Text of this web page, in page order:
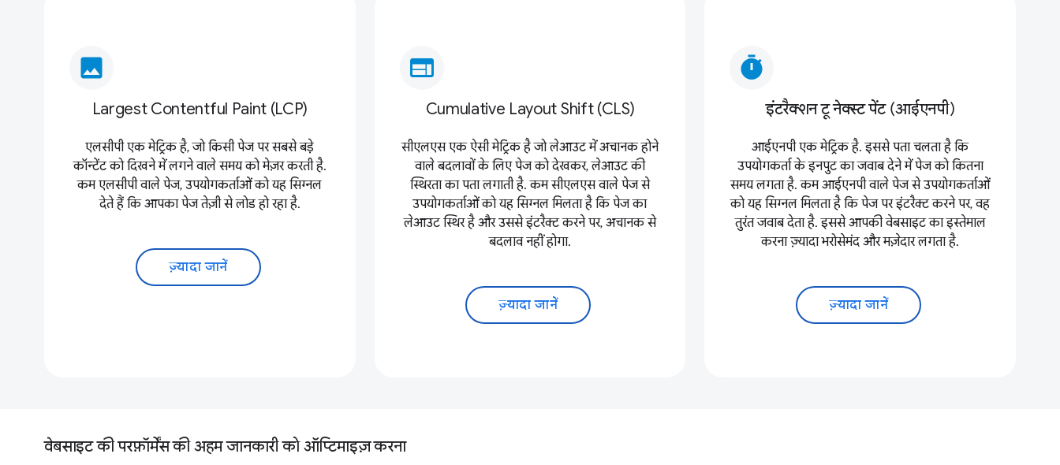
image
Largest Contentful Paint (LCP)
एलसीपी एक मेट्रिक है, जो किसी पेज पर सबसे बड़े
कॉन्टेंट को दिखने में लगने वाले समय को मेज़र करती है.
कम एलसीपी वाले पेज, उपयोगकर्ताओं को यह सिग्नल
देते हैं कि आपका पेज तेज़ी से लोड हो रहा है.
ज़्यादा जानें
web
Cumulative Layout Shift (CLS)
सीएलएस एक ऐसी मेट्रिक है जो लेआउट में अचानक होने
वाले बदलावों के लिए पेज को देखकर, लेआउट की
स्थिरता का पता लगाती है. कम सीएलएस वाले पेज से
उपयोगकर्ताओं को यह सिग्नल मिलता है कि पेज का
लेआउट स्थिर है और उससे इंटरैक्ट करने पर, अचानक से
बदलाव नहीं होगा.
ज़्यादा जानें
timer
इंटरैक्शन टू नेक्स्ट पेंट (आईएनपी)
आईएनपी एक मेट्रिक है. इससे पता चलता है कि
उपयोगकर्ता के इनपुट का जवाब देने में पेज को कितना
समय लगता है. कम आईएनपी वाले पेज से उपयोगकर्ताओं
को यह सिग्नल मिलता है कि पेज पर इंटरैक्ट करने पर, वह
तुरंत जवाब देता है. इससे आपकी वेबसाइट का इस्तेमाल
करना ज़्यादा भरोसेमंद और मज़ेदार लगता है.
ज़्यादा जानें
वेबसाइट की परफ़ॉर्मेंस की अहम जानकारी को ऑप्टिमाइज़ करना